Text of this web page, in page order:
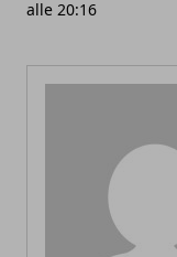
alle 20:16